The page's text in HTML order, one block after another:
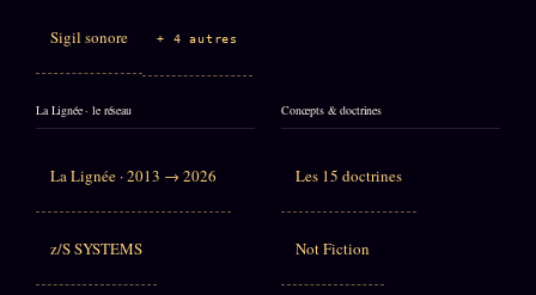
Sigil sonore + 4 autres
La Lignée · le réseau
La Lignée · 2013 → 2026
z/S SYSTEMS
Concepts & doctrines
Les 15 doctrines
Not Fiction